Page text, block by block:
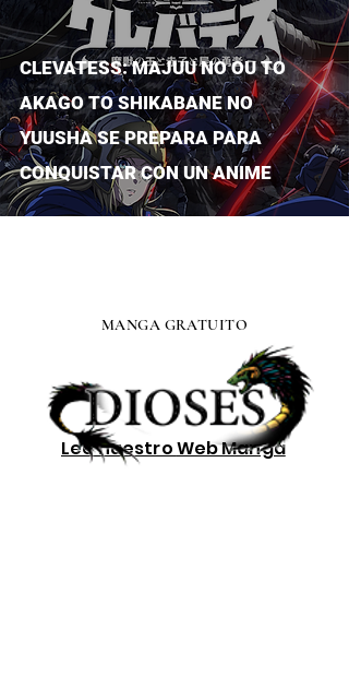
CLEVATESS: MAJUU NO OU TO
AKAGO TO SHIKABANE NO
YUUSHA SE PREPARA PARA
CONQUISTAR CON UN ANIME
Lee nuestroWeb Manga
MANGA GRATUITO